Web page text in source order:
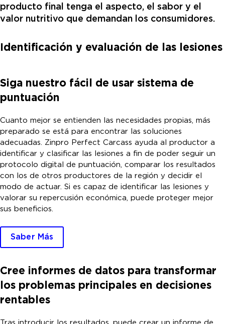
producto final tenga el aspecto, el sabor y el
valor nutritivo que demandan los consumidores.
Identificación y evaluación de las lesiones
Siga nuestro fácil de usar sistema de
puntuación
Cuanto mejor se entienden las necesidades propias, más
preparado se está para encontrar las soluciones
adecuadas. Zinpro Perfect Carcass ayuda al productor a
identificar y clasificar las lesiones a fin de poder seguir un
protocolo digital de puntuación, comparar los resultados
con los de otros productores de la región y decidir el
modo de actuar. Si es capaz de identificar las lesiones y
valorar su repercusión económica, puede proteger mejor
sus beneficios.
Saber Más
Cree informes de datos para transformar
los problemas principales en decisiones
rentables